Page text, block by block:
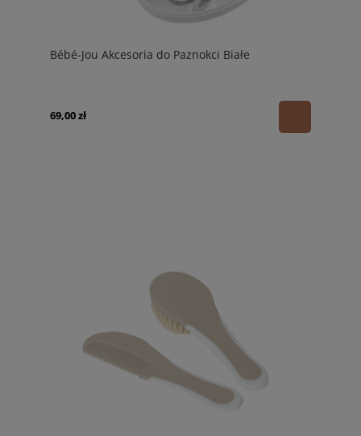
Bébé-Jou Akcesoria do Paznokci Białe
69,00 zł